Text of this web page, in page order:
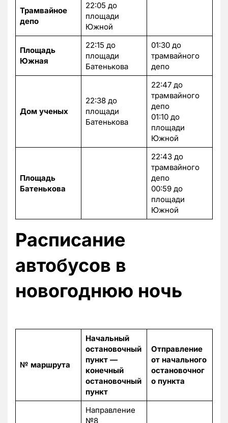
Трамвайное
депо
22:05 до
площади
Южной
Площадь
Южная
22:15 до
площади
Батенькова
01:30 до
трамвайного
депо
Дом ученых
22:38 до
площади
Батенькова
22:47 до
трамвайного
депо
01:10 до
площади
Южной
Площадь
Батенькова
22:43 до
трамвайного
депо
00:59 до
площади
Южной
Расписание
автобусов в
новогоднюю ночь
№ маршрута
Начальный
остановочный
пункт —
конечный
остановочный
пункт
Отправление
от начального
остановочног
о пункта
Направление
№8